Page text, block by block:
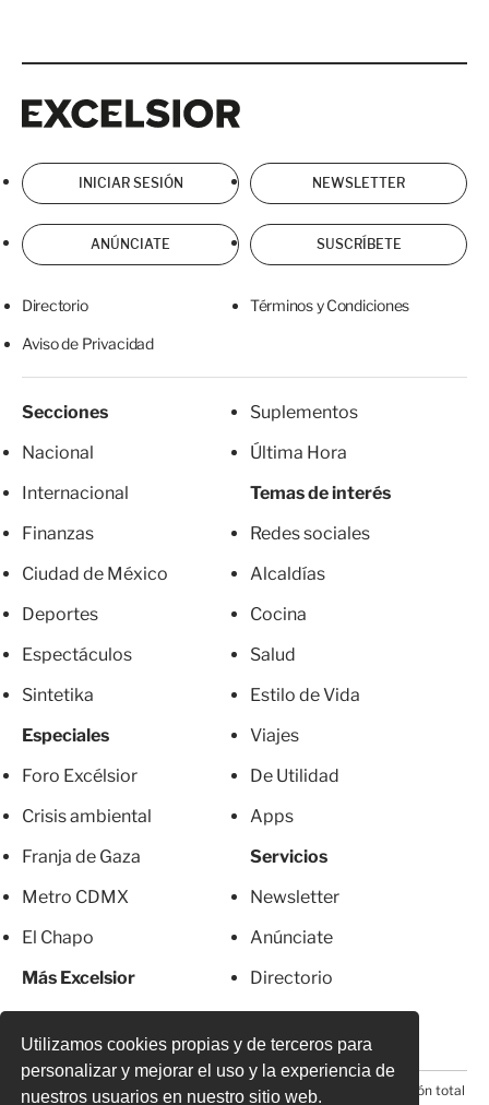
Utilizamos cookies propias y de terceros para
personalizar y mejorar el uso y la experiencia de
nuestros usuarios en nuestro sitio web.
INICIAR SESIÓN NEWSLETTER
ANÚNCIATE SUSCRÍBETE
Directorio Términos y Condiciones
Aviso de Privacidad
Secciones
Nacional
Internacional
Finanzas
Ciudad de México
Deportes
Espectáculos
Sintetika
Especiales
Foro Excélsior
Crisis ambiental
Franja de Gaza
Metro CDMX
El Chapo
Más Excelsior
Suplementos
Última Hora
Temas de interés
Redes sociales
Alcaldías
Cocina
Salud
Estilo de Vida
Viajes
De Utilidad
Apps
Servicios
Newsletter
Anúnciate
Directorio
© 2026 Todos los derechos reservados. Prohibida la reproducción total